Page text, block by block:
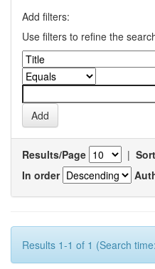
Add filters:
Use filters to refine the
Results/Page |
In order
Results 1-1 of 1 (Search